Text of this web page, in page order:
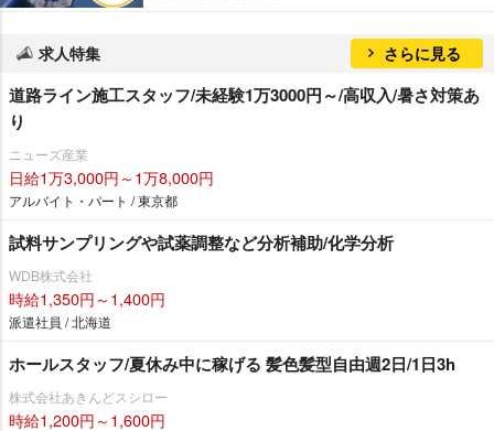
求人特集 さらに見る
道路ライン施工スタッフ/未経験1万3000円～/高収入/暑さ対策あ
り
ニューズ産業
日給1万3,000円～1万8,000円
アルバイト・パート / 東京都
試料サンプリングや試薬調整など分析補助/化学分析
WDB株式会社
時給1,350円～1,400円
派遣社員 / 北海道
ホールスタッフ/夏休み中に稼げる 髪色髪型自由週2日/1日3h
株式会社あきんどスシロー
時給1,200円～1,600円